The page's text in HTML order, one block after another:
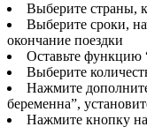
Выберите страны,
Выберите сроки,
окончание поездки
Оставьте
Выберите
Нажмите
беременна”,
Нажмите кнопку